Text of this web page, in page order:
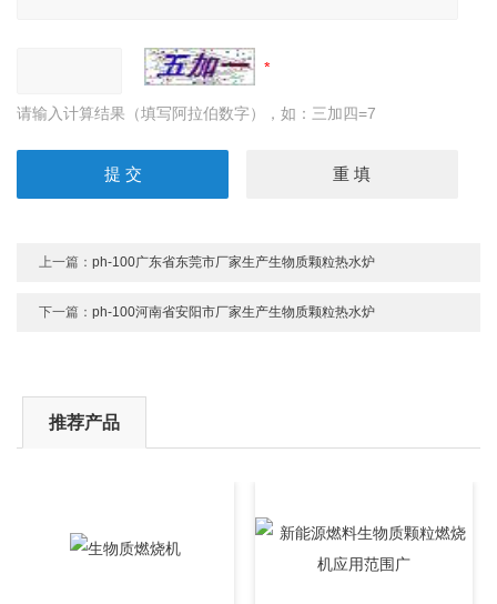
请输入计算结果（填写阿拉伯数字），如：三加四=7
上一篇：ph-100广东省东莞市厂家生产生物质颗粒热水炉
下一篇：ph-100河南省安阳市厂家生产生物质颗粒热水炉
推荐产品